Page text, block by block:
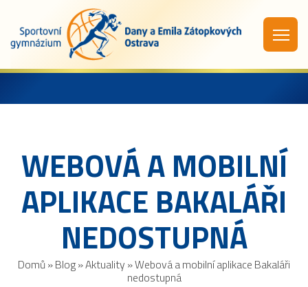
WEBOVÁ A MOBILNÍ
APLIKACE BAKALÁŘI
NEDOSTUPNÁ
Domů »Blog»Aktuality »Webová a mobilní aplikace Bakaláři
nedostupná